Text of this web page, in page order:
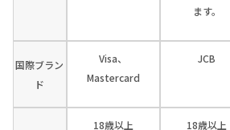
ます。
国際ブラン
ド
Visa、
Mastercard
JCB
18歳以上
18歳以上